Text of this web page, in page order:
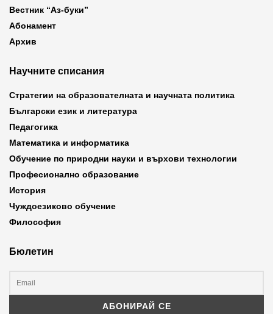
Вестник “Аз-буки”
Абонамент
Архив
Научните списания
Стратегии на образователната и научната политика
Български език и литература
Педагогика
Математика и информатика
Обучение по природни науки и върхови технологии
Професионално образование
История
Чуждоезиково обучение
Философия
Бюлетин